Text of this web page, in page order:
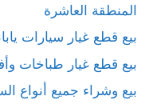
المنطقة العاشرة
بيع قطع غيار سيارات
بيع قطع غيار طباخات
بيع وشراء جميع أنواع